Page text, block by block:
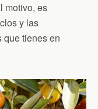
motivo, es
y las
que tienes en